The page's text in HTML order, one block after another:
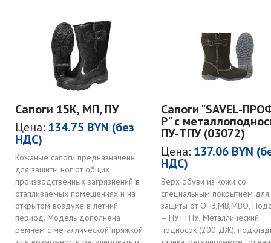
Сапоги 15К, МП, ПУ
Цена: 134.75 BYN (без
НДС)
Кожаные сапоги предназначены
для защиты ног от общих
производственных загрязнений в
отапливаемых помещениях и на
открытом воздухе в летний
период. Модель дополнена
ремнем с металлической пряжкой
Сапоги "SAVEL-
Р" с
ПУ-ТПУ (03072)
Цена: 137.06 BYN
НДС)
Верх обуви из кожи со
специальным покрытием для
защиты от ОПЗ,МВ,МВО,
– ПУ+ТПУ, Металлический
подносок (200 ДЖ),